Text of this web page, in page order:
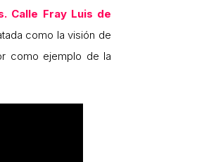
Calle Fray Luis de
como la visión de
como ejemplo de la